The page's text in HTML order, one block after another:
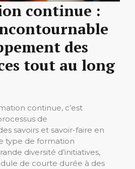
continue :
des
tout au long
continue, c’est
de
savoirs et savoir-faire en
type de formation
diversité d’initiatives,
de courte durée à des